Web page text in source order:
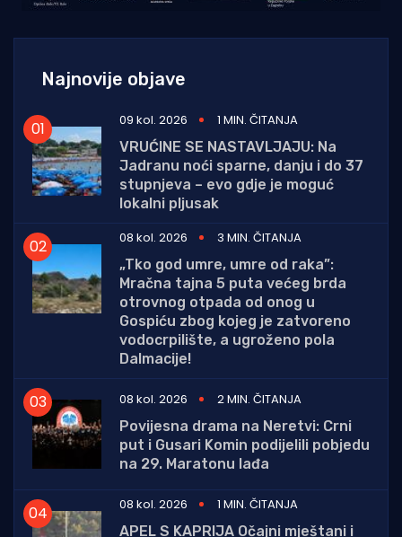
Najnovije objave
09 kol. 2026
1 MIN. ČITANJA
VRUĆINE SE NASTAVLJAJU: Na
Jadranu noći sparne, danju i do 37
stupnjeva – evo gdje je moguć
lokalni pljusak
08 kol. 2026
3 MIN. ČITANJA
„Tko god umre, umre od raka”:
Mračna tajna 5 puta većeg brda
otrovnog otpada od onog u
Gospiću zbog kojeg je zatvoreno
vodocrpilište, a ugroženo pola
Dalmacije!
08 kol. 2026
2 MIN. ČITANJA
Povijesna drama na Neretvi: Crni
put i Gusari Komin podijelili pobjedu
na 29. Maratonu lađa
08 kol. 2026
1 MIN. ČITANJA
APEL S KAPRIJA Očajni mještani i